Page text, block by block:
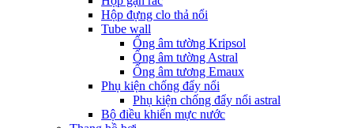
Hộp đựng clo thả nổi
Tube wall
Ống âm tường Kripsol
Ống âm tường Astral
Ống âm tương Emaux
Phụ kiện chống đẩy nổi
Phụ kiện chống đẩy nổi astral
Bộ điều khiển mực nước